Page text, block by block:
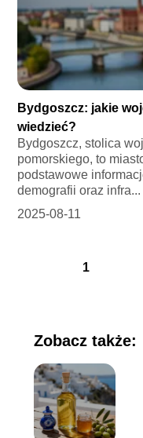
Bydgoszcz: jakie
wiedzieć?
Bydgoszcz, stolica
pomorskiego, to
podstawowe
demografii oraz infra...
2025-08-11
1
Zobacz także: